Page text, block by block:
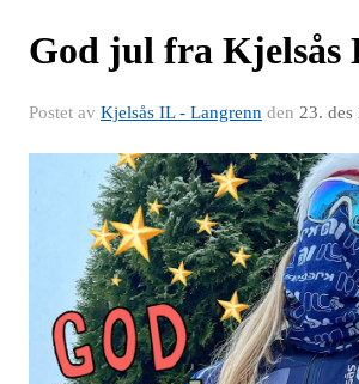
God jul fra Kjelsås
Postet av Kjelsås IL - Langrenn den 23. des